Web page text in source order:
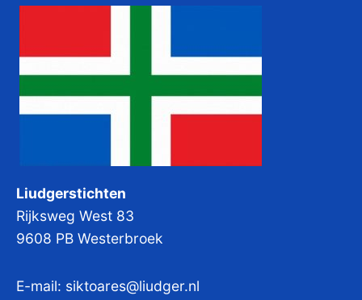
Liudgerstichten
Rijksweg West 83
9608 PB Westerbroek
E-mail: siktoares@liudger.nl